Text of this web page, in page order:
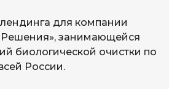
для компании
занимающейся
биологической очистки по
России.